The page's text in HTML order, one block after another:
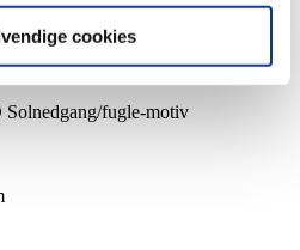
cookies
fugle-motiv